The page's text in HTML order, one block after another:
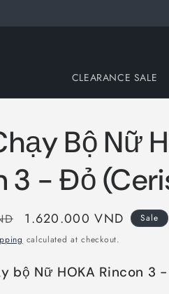
CLEARANCE SALE
Bộ Nữ
3 - Đỏ
Sale
price
1.620.000 VND
Sale
calculated at checkout.
bộ Nữ HOKA Rincon 3